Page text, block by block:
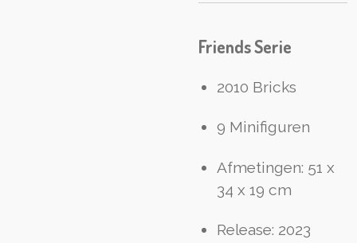
Friends Serie
2010 Bricks
9 Minifiguren
Afmetingen: 51 x
34 x 19 cm
Release: 2023